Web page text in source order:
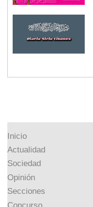
Inicio
Actualidad
Sociedad
Opinión
Secciones
Concurso